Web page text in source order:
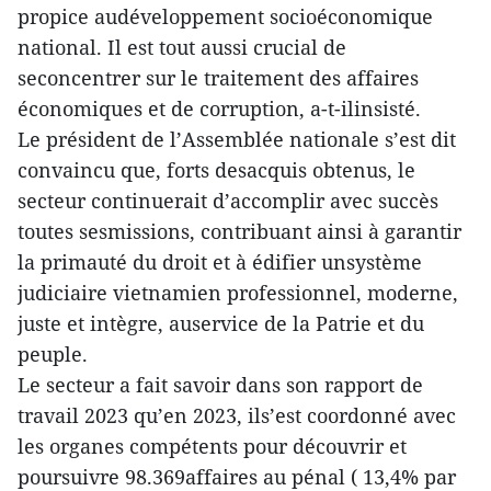
propice audéveloppement socioéconomique
national. Il est tout aussi crucial de
seconcentrer sur le traitement des affaires
économiques et de corruption, a-t-ilinsisté.
Le président de l’Assemblée nationale s’est dit
convaincu que, forts desacquis obtenus, le
secteur continuerait d’accomplir avec succès
toutes sesmissions, contribuant ainsi à garantir
la primauté du droit et à édifier unsystème
judiciaire vietnamien professionnel, moderne,
juste et intègre, auservice de la Patrie et du
peuple.
Le secteur a fait savoir dans son rapport de
travail 2023 qu’en 2023, ils’est coordonné avec
les organes compétents pour découvrir et
poursuivre 98.369affaires au pénal ( 13,4% par